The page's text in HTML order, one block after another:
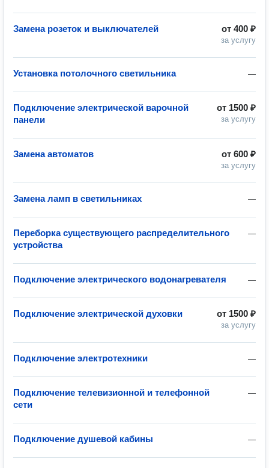
от 400 ₽
за услугу
Замена розеток и выключателей
—
Установка потолочного светильника
от 1500 ₽
за услугу
Подключение электрической варочной
панели
от 600 ₽
за услугу
Замена автоматов
—
Замена ламп в светильниках
—
Переборка существующего распределительного
устройства
—
Подключение электрического водонагревателя
от 1500 ₽
за услугу
Подключение электрической духовки
—
Подключение электротехники
—
Подключение телевизионной и телефонной
сети
—
Подключение душевой кабины